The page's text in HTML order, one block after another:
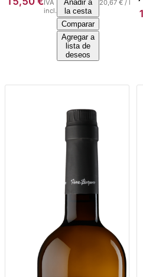
IVA
incl.
20,67 € / l
Añadir a
la cesta
Comparar
Agregar a
lista de
deseos